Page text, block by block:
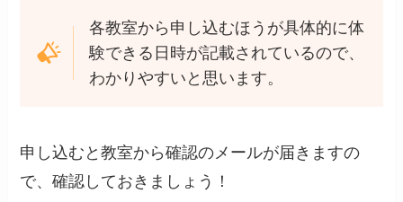
各教室から申し込むほうが具体的に体
験できる日時が記載されているので、
わかりやすいと思います。
申し込むと教室から確認のメールが届きますの
で、確認しておきましょう！